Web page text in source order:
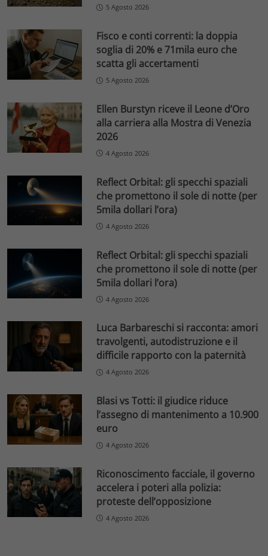
5 Agosto 2026
Fisco e conti correnti: la doppia
soglia di 20% e 71mila euro che
scatta gli accertamenti
5 Agosto 2026
Ellen Burstyn riceve il Leone d’Oro
alla carriera alla Mostra di Venezia
2026
4 Agosto 2026
Reflect Orbital: gli specchi spaziali
che promettono il sole di notte (per
5mila dollari l’ora)
4 Agosto 2026
Reflect Orbital: gli specchi spaziali
che promettono il sole di notte (per
5mila dollari l’ora)
4 Agosto 2026
Luca Barbareschi si racconta: amori
travolgenti, autodistruzione e il
difficile rapporto con la paternità
4 Agosto 2026
Blasi vs Totti: il giudice riduce
l’assegno di mantenimento a 10.900
euro
4 Agosto 2026
Riconoscimento facciale, il governo
accelera i poteri alla polizia:
proteste dell’opposizione
4 Agosto 2026